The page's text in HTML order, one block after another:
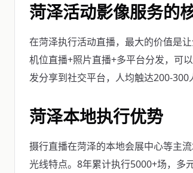
菏泽活动影像服务的
在菏泽执行活动直播，最大的价值是
机位直播+照片直播+多平台分发，可
发分享到社交平台，人均触达200-300
菏泽本地执行优势
摄行直播在菏泽的本地会展中心等主
光线特点。8年累计执行5000+场，多